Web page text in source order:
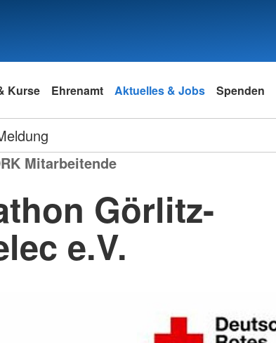
Kurse Ehrenamt Aktuelles & Jobs Spenden
Mitarbeitende
Görlitz-
e.V.